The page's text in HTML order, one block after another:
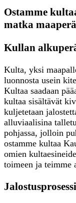
Ostamme
matka
Kullan
Kulta, yksi
luonnosta usein
Kultaa saadaan
kultaa sisältävät
kuljetetaan
alluviaalisina
pohjassa, jolloin
ostamme kultaa
omien
toimeen ja teimme
Jalostusprosessi